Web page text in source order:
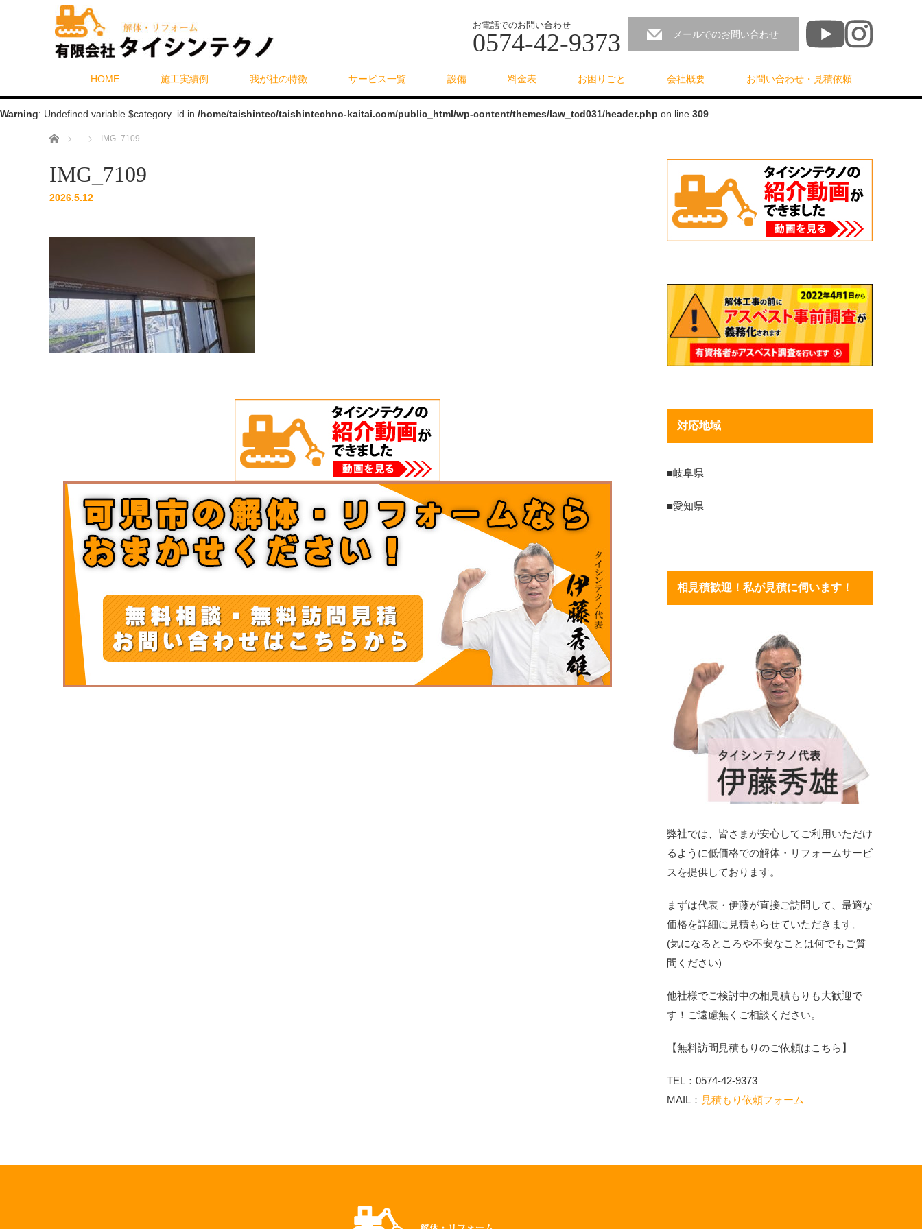
お電話でのお問い合わせ
0574-42-9373 メールでのお問い合わせ
HOME 施工実績例 我が社の特徴 サービス一覧 設備 料金表 お困りごと 会社概要 お問い合わせ・見積依頼
Warning: Undefined variable $category_id in /home/taishintec/taishintechno-kaitai.com/public_html/wp-content/themes/law_tcd031/header.php on line 309
ホーム IMG_7109
IMG_7109
2026.5.12
対応地域
■岐阜県
■愛知県
相見積歓迎！私が見積に伺います！
弊社では、皆さまが安心してご利用いただけ
るように低価格での解体・リフォームサービ
スを提供しております。
まずは代表・伊藤が直接ご訪問して、最適な
価格を詳細に見積もらせていただきます。
(気になるところや不安なことは何でもご質
問ください)
他社様でご検討中の相見積もりも大歓迎で
す！ご遠慮無くご相談ください。
【無料訪問見積もりのご依頼はこちら】
TEL：0574-42-9373
MAIL： 見積もり依頼フォーム